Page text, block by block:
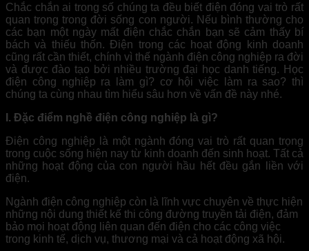
Chắc chắn ai trong số chúng ta đều biết điện đóng vai trò rất
quan trọng trong đời sống con người. Nếu bình thường cho
các bạn một ngày mất điện chắc chắn bạn sẽ cảm thấy bí
bách và thiếu thốn. Điện trong các hoạt động kinh doanh
cũng rất cần thiết, chính vì thế ngành điện công nghiệp ra đời
và được đào tạo bởi nhiều trường đại học danh tiếng. Học
điện công nghiệp ra làm gì? cơ hội việc làm ra sao? thì
chúng ta cùng nhau tìm hiểu sâu hơn về vấn đề này nhé.
I. Đặc điểm nghề điện công nghiệp là gì?
Điện công nghiệp là một ngành đóng vai trò rất quan trọng
trong cuộc sống hiện nay từ kinh doanh đến sinh hoạt. Tất cả
những hoạt động của con người hầu hết đều gắn liền với
điện.
Ngành điện công nghiệp còn là lĩnh vực chuyên về thực hiện
những nội dung thiết kế thi công đường truyền tải điện, đảm
bảo mọi hoạt động liên quan đến điện cho các công việc
trong kinh tế, dịch vụ, thương mại và cả hoạt động xã hội.